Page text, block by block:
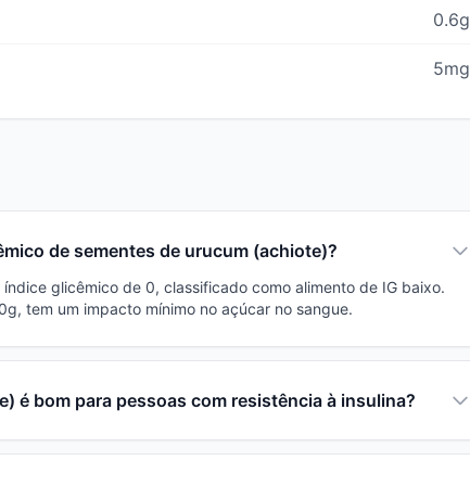
0.6g
5mg
de sementes de urucum (achiote)?
glicêmico de 0, classificado como alimento de IG baixo.
tem um impacto mínimo no açúcar no sangue.
é bom para pessoas com resistência à insulina?